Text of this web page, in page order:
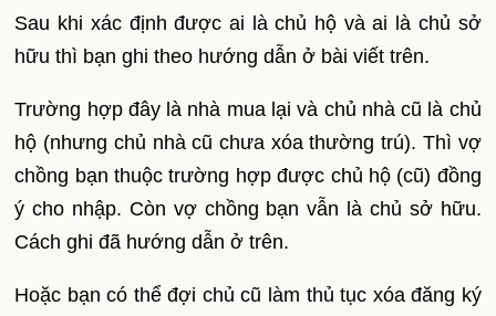
Sau khi xác định được ai là chủ hộ và ai là chủ sở
hữu thì bạn ghi theo hướng dẫn ở bài viết trên.
Trường hợp đây là nhà mua lại và chủ nhà cũ là chủ
hộ (nhưng chủ nhà cũ chưa xóa thường trú). Thì vợ
chồng bạn thuộc trường hợp được chủ hộ (cũ) đồng
ý cho nhập. Còn vợ chồng bạn vẫn là chủ sở hữu.
Cách ghi đã hướng dẫn ở trên.
Hoặc bạn có thể đợi chủ cũ làm thủ tục xóa đăng ký